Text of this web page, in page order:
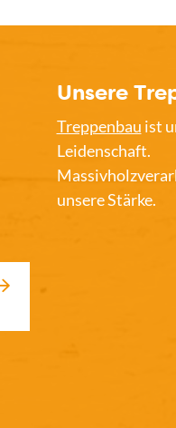
Unsere
Treppenbau ist
Leidenschaft.
unsere Stärke.